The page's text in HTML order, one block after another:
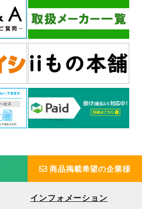
商品掲載希望の企業様
インフォメーション